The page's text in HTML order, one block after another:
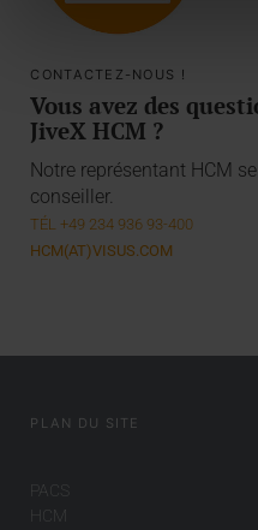
CONTACTEZ-NOUS !
Vous avez des
JiveX HCM ?
Notre représentant HCM
conseiller.
TÉL +49 234 936 93-400
HCM(AT)VISUS.COM
PLAN DU SITE
PACS
HCM